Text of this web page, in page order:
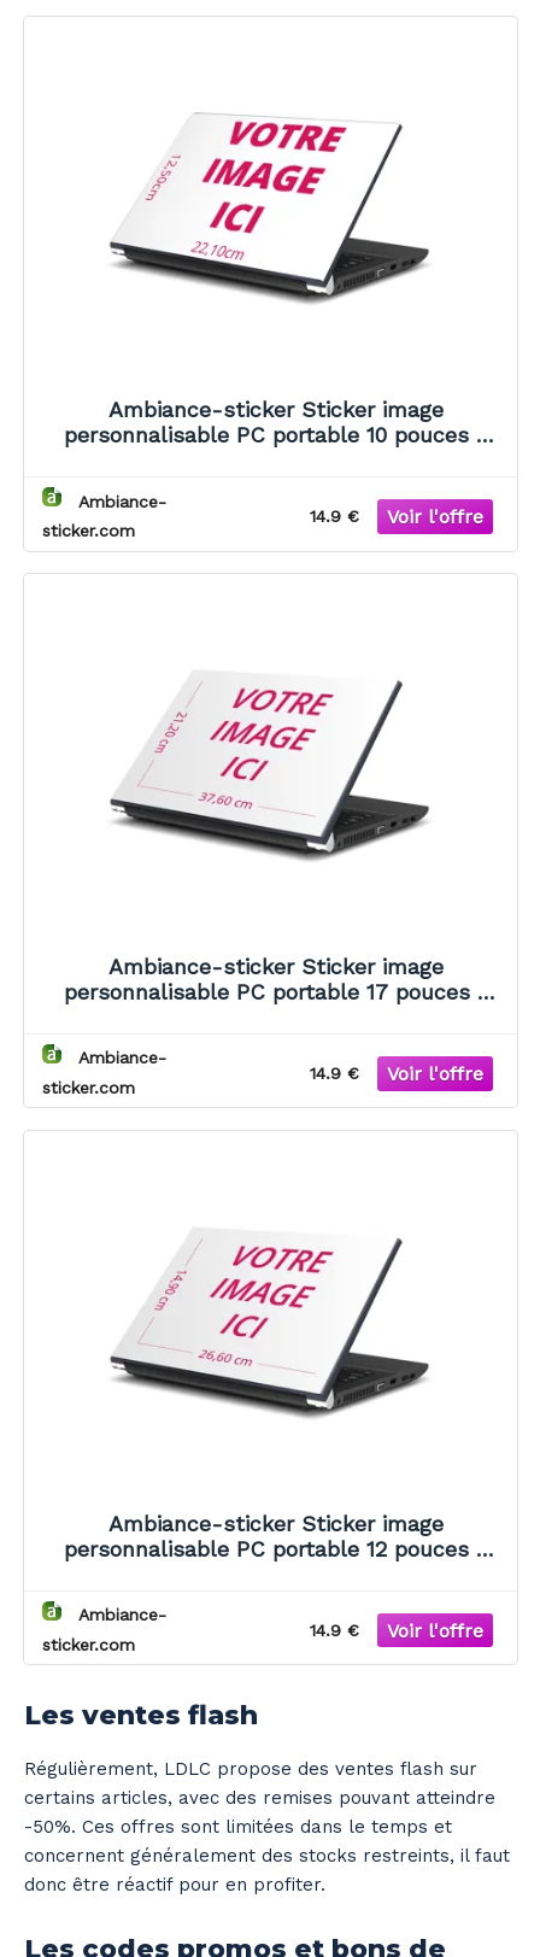
Ambiance-sticker Sticker image
personnalisable PC portable 10 pouces -
Ambiance-
sticker.com
14.9 €
Ambiance-sticker Sticker image
personnalisable PC portable 17 pouces -
Ambiance-
sticker.com
14.9 €
Ambiance-sticker Sticker image
personnalisable PC portable 12 pouces -
Ambiance-
sticker.com
14.9 €
Les ventes flash
Régulièrement, LDLC propose des ventes flash sur
certains articles, avec des remises pouvant atteindre
-50%. Ces offres sont limitées dans le temps et
concernent généralement des stocks restreints, il faut
donc être réactif pour en profiter.
Les codes promos et bons de